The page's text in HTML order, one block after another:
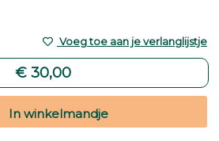
€ 30,00
Voeg toe aan je verlanglijstje
In winkelmandje